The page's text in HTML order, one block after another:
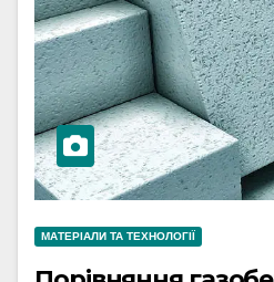
МАТЕРІАЛИ ТА ТЕХНОЛОГІЇ